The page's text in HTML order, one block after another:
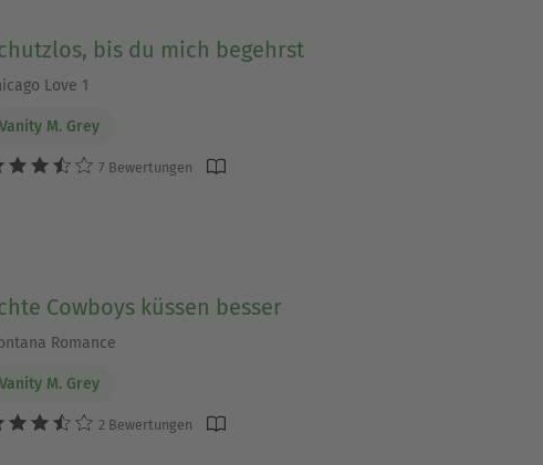
bis du mich begehrst
Love 1
Vanity M. Grey
7 Bewertungen
Cowboys küssen besser
Romance
Vanity M. Grey
2 Bewertungen